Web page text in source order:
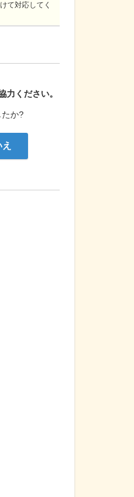
力ください。
たか?
て対応してく